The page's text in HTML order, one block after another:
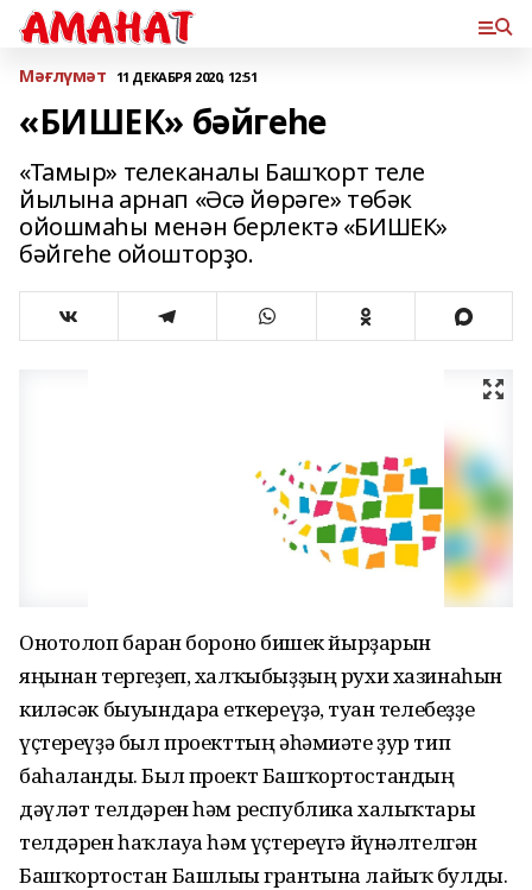
Мәғлүмәт 11 ДЕКАБРЯ 2020, 12:51
«БИШЕК» бәйгеһе
«Тамыр» телеканалы Башҡорт теле
йылына арнап «Әсә йөрәге» төбәк
ойошмаһы менән берлектә «БИШЕК»
бәйгеһе ойошторҙо.
Онотолоп барған боронғо бишек йырҙарын
яңынан тергеҙеп, халҡыбыҙҙың рухи хазинаһын
киләсәк быуындарға еткереүҙә, туған телебеҙҙе
үҫтереүҙә был проекттың әһәмиәте ҙур тип
баһаланды. Был проект Башҡортостандың
дәүләт телдәрен һәм республика халыҡтары
телдәрен һаҡлауға һәм үҫтереүгә йүнәлтелгән
Башҡортостан Башлығы грантына лайыҡ булды.